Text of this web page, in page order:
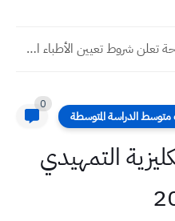
وزارة الصحة تعلن شروط تعيين الأطباء المستقيلين والراغبين بالعودة إلى...
متوسط الدراسة المتوسطة
0
التمهيدي